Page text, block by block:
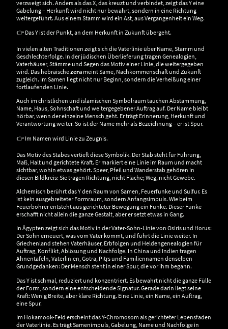
verzweigt sich. Anders als das X, das kreuzt und verbindet, zeigt das Y eine
Gabelung – Herkunft wird nicht nur bewahrt, sondern in eine Richtung
weitergeführt. Aus einem Stamm wird ein Ast, aus Vergangenheit ein Weg.
👉 Das Y ist der Punkt, an dem Herkunft in Zukunft übergeht.
In vielen alten Traditionen zeigt sich die Vaterlinie über Name, Stamm und
Geschlechterfolge. In der jüdischen Überlieferung tragen Genealogien,
Vaterhäuser, Stämme und Segen das Motiv einer Linie, die weitergegeben
wird. Das hebräischezera meint Same, Nachkommenschaft und Zukunft
zugleich. Im Samen liegt nicht nur Beginn, sondern die Verheißung einer
fortlaufenden Linie.
Auch im christlichen und islamischen Symbolraum tauchen Abstammung,
Name, Haus, Sohnschaft und weitergegebener Auftrag auf. Der Name bleibt
hörbar, wenn der einzelne Mensch geht. Er trägt Erinnerung, Herkunft und
Verantwortung weiter. So ist der Name mehr als Bezeichnung – er ist Spur.
👉 Im Namen wird Linie zu Zeugnis.
Das Motiv des Stabes vertieft diese Symbolik. Der Stab steht für Führung,
Maß, Halt und gerichtete Kraft. Er markiert eine Linie im Raum und macht
sichtbar, wohin etwas gehört. Speer, Pfeil und Wanderstab gehören in
diesen Bildkreis: Sie tragen Richtung, nicht Fläche; Weg, nicht Gewebe.
Alchemisch berührt das Y den Raum von Samen, Feuerfunke und Sulfur. Es
ist kein ausgebreiteter Formraum, sondern Anfangsimpuls. Wie beim
Feuerbohrer entsteht aus gerichteter Bewegung ein Funke. Dieser Funke
erschafft nicht allein die ganze Gestalt, aber er setzt etwas in Gang.
In Ägypten zeigt sich das Motiv in der Vater-Sohn-Linie von Osiris und Horus:
Der Sohn erneuert, was vom Vater kommt, und führt die Linie weiter. In
Griechenland stehen Vaterhäuser, Erbfolgen und Heldengenealogien für
Auftrag, Konflikt, Ablösung und Nachfolge. In China und Indien tragen
Ahnentafeln, Vaterlinien, Gotra, Pitṛs und Familiennamen denselben
Grundgedanken: Der Mensch steht in einer Spur, die vor ihm begann.
Das Y ist schmal, reduziert und konzentriert. Es bewahrt nicht die ganze Fülle
der Form, sondern eine entscheidende Signatur. Gerade darin liegt seine
Kraft: Wenig Breite, aber klare Richtung. Eine Linie, ein Name, ein Auftrag,
eine Spur.
Im Hokamook-Feld erscheint das Y-Chromosom als gerichteter Lebensfaden
der Vaterlinie. Es trägt Samenimpuls, Gabelung, Name und Nachfolge in